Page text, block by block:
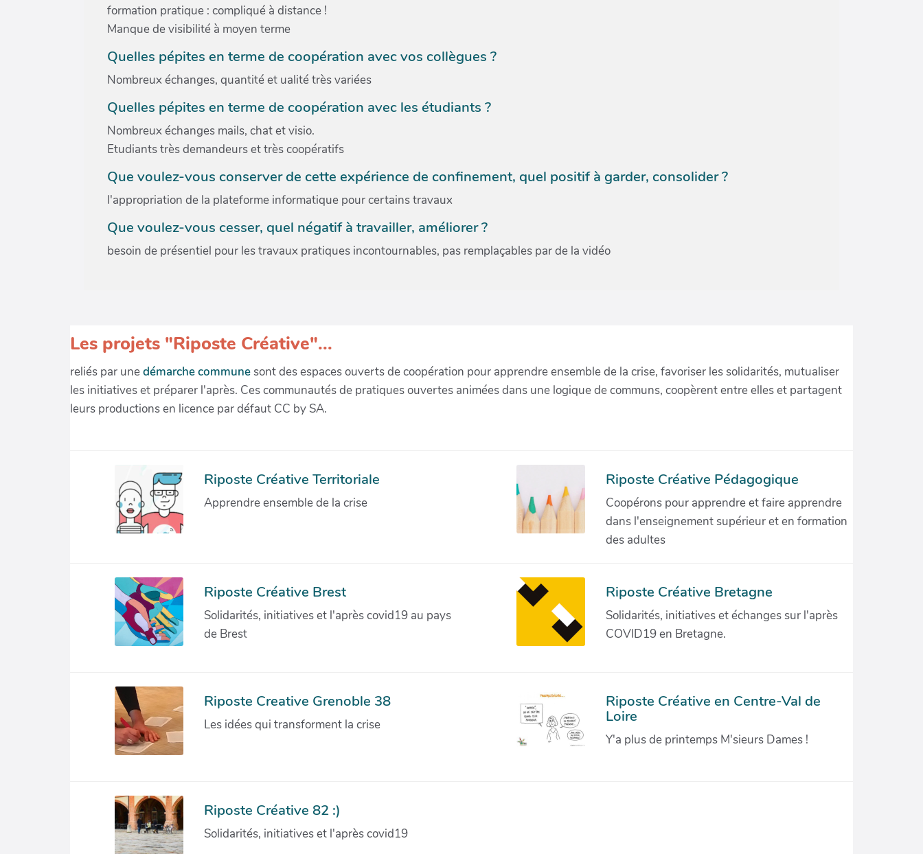
formation pratique : compliqué à distance !
Manque de visibilité à moyen terme
Quelles pépites en terme de coopération avec vos collègues ?
Nombreux échanges, quantité et ualité très variées
Quelles pépites en terme de coopération avec les étudiants ?
Nombreux échanges mails, chat et visio.
Etudiants très demandeurs et très coopératifs
Que voulez-vous conserver de cette expérience de confinement, quel positif à garder, consolider ?
l'appropriation de la plateforme informatique pour certains travaux
Que voulez-vous cesser, quel négatif à travailler, améliorer ?
besoin de présentiel pour les travaux pratiques incontournables, pas remplaçables par de la vidéo